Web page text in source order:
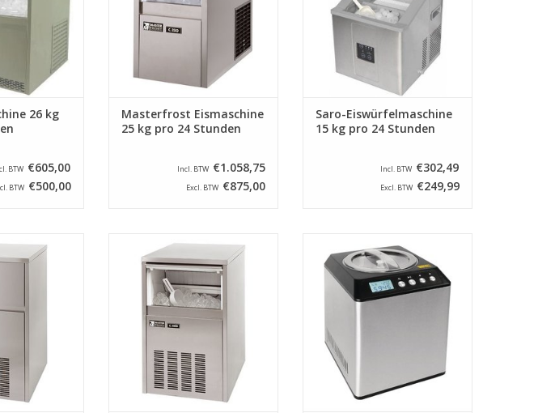
und Cafés.
HINZUFÜGEN
26 kg
BTW €605,00
BTW €500,00
ZUM WARENKORB HINZUFÜGEN
Masterfrost Eismaschine
25 kg pro 24 Stunden
Incl. BTW €1.058,75
Excl. BTW €875,00
Restaurants / Bars und Cafés.
ZUM WARENKORB HINZUFÜGEN
Saro-Eiswürfelmaschine
15 kg pro 24 Stunden
Incl. BTW €302,49
Excl. BTW €249,99
produziert ca.
Stunden, ist
Dieser Eisbereiter produziert ca.
40 kg Eiscreme pro 24 Stunden,
ist komplett aus Edelstahl
gefertigt, luftgekühlt und arbeitet
nach einem Injektionssystem.
ZUM WARENKORB HINZUFÜGEN
Edelstahldesign. Diese Maschine
produziert 2 Liter pro 30 Minuten
und verfügt über einen
eingebauten Kühlkompressor.
ZUM WARENKORB HINZUFÜGEN